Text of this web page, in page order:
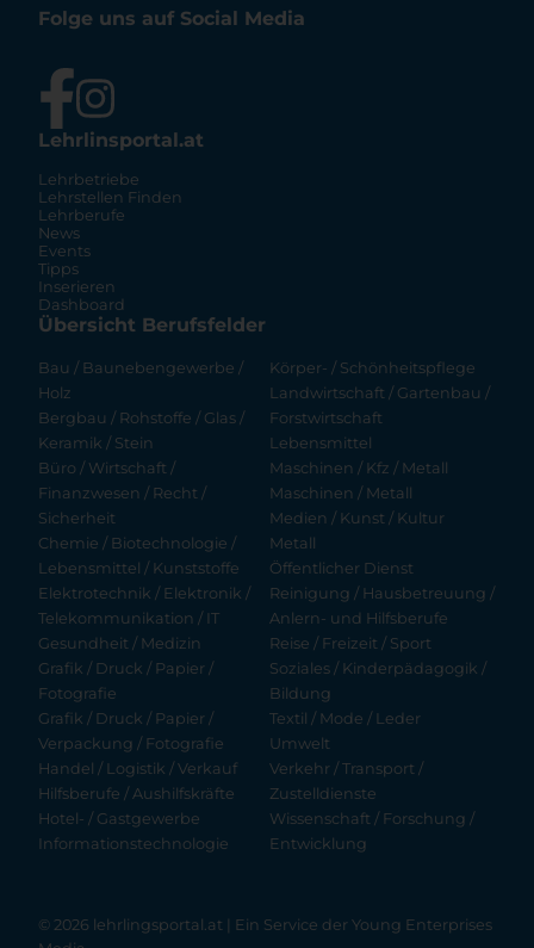
Folge uns auf Social Media
Lehrlinsportal.at
Lehrbetriebe
Lehrstellen Finden
Lehrberufe
News
Events
Tipps
Inserieren
Dashboard
Übersicht Berufsfelder
Bau / Baunebengewerbe /
Holz
Bergbau / Rohstoffe / Glas /
Keramik / Stein
Büro / Wirtschaft /
Finanzwesen / Recht /
Sicherheit
Chemie / Biotechnologie /
Lebensmittel / Kunststoffe
Elektrotechnik / Elektronik /
Telekommunikation / IT
Gesundheit / Medizin
Grafik / Druck / Papier /
Fotografie
Grafik / Druck / Papier /
Verpackung / Fotografie
Handel / Logistik / Verkauf
Hilfsberufe / Aushilfskräfte
Hotel- / Gastgewerbe
Informationstechnologie
Körper- / Schönheitspflege
Landwirtschaft / Gartenbau /
Forstwirtschaft
Lebensmittel
Maschinen / Kfz / Metall
Maschinen / Metall
Medien / Kunst / Kultur
Metall
Öffentlicher Dienst
Reinigung / Hausbetreuung /
Anlern- und Hilfsberufe
Reise / Freizeit / Sport
Soziales / Kinderpädagogik /
Bildung
Textil / Mode / Leder
Umwelt
Verkehr / Transport /
Zustelldienste
Wissenschaft / Forschung /
Entwicklung
© 2026 lehrlingsportal.at | Ein Service der Young Enterprises